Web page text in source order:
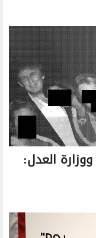
العدل: